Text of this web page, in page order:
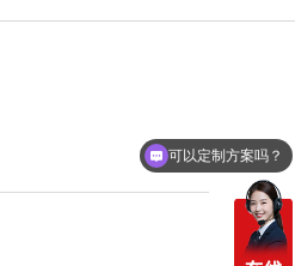
可以定制方案吗？